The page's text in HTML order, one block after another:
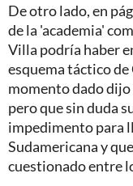
De otro lado, en
de la 'academia'
Villa podría haber
esquema táctico de
momento dado dijo
pero que sin duda
impedimento para
Sudamericana y
cuestionado entre